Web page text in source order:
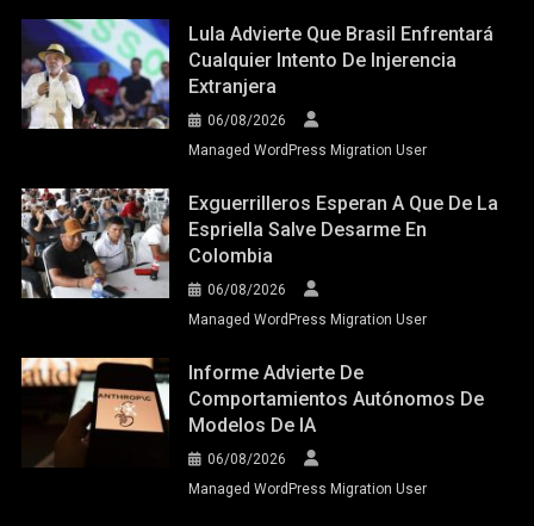
Lula Advierte Que Brasil Enfrentará
Cualquier Intento De Injerencia
Extranjera
06/08/2026
Managed WordPress Migration User
Exguerrilleros Esperan A Que De La
Espriella Salve Desarme En
Colombia
06/08/2026
Managed WordPress Migration User
Informe Advierte De
Comportamientos Autónomos De
Modelos De IA
06/08/2026
Managed WordPress Migration User